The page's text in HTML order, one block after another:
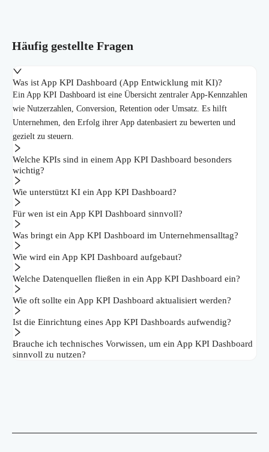
Häufig gestellte Fragen
Was ist App KPI Dashboard (App Entwicklung mit KI)?
Ein App KPI Dashboard ist eine Übersicht zentraler App-Kennzahlen
wie Nutzerzahlen, Conversion, Retention oder Umsatz. Es hilft
Unternehmen, den Erfolg ihrer App datenbasiert zu bewerten und
gezielt zu steuern.
Welche KPIs sind in einem App KPI Dashboard besonders
wichtig?
Wie unterstützt KI ein App KPI Dashboard?
Für wen ist ein App KPI Dashboard sinnvoll?
Was bringt ein App KPI Dashboard im Unternehmensalltag?
Wie wird ein App KPI Dashboard aufgebaut?
Welche Datenquellen fließen in ein App KPI Dashboard ein?
Wie oft sollte ein App KPI Dashboard aktualisiert werden?
Ist die Einrichtung eines App KPI Dashboards aufwendig?
Brauche ich technisches Vorwissen, um ein App KPI Dashboard
sinnvoll zu nutzen?